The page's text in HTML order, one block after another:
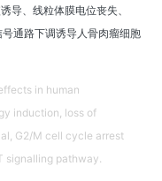
导、线粒体膜电位丧失、
通路下调诱导人骨肉瘤细胞
in human
induction, loss of
G2/M cell cycle arrest
signalling pathway.